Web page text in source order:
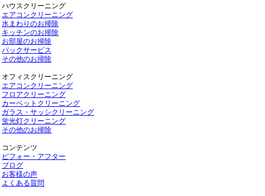
ハウスクリーニング
エアコンクリーニング
水まわりのお掃除
キッチンのお掃除
お部屋のお掃除
パックサービス
その他のお掃除
オフィスクリーニング
エアコンクリーニング
フロアクリーニング
カーペットクリーニング
ガラス・サッシクリーニング
蛍光灯クリーニング
その他のお掃除
コンテンツ
ビフォー・アフター
ブログ
お客様の声
よくある質問